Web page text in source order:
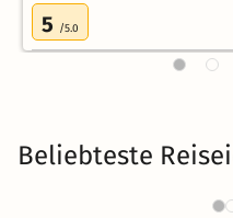
5 /5.0
Beliebteste
Kurzurlaub in
4423